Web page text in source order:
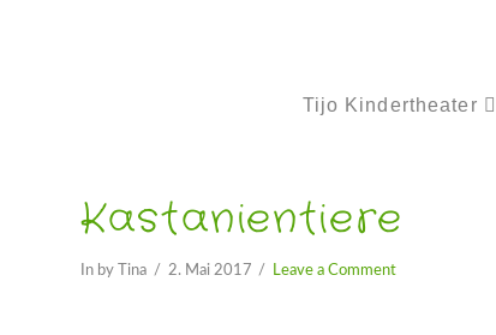
Tijo Kindertheater
Kastanientiere
In by Tina 2. Mai 2017 Leave a Comment